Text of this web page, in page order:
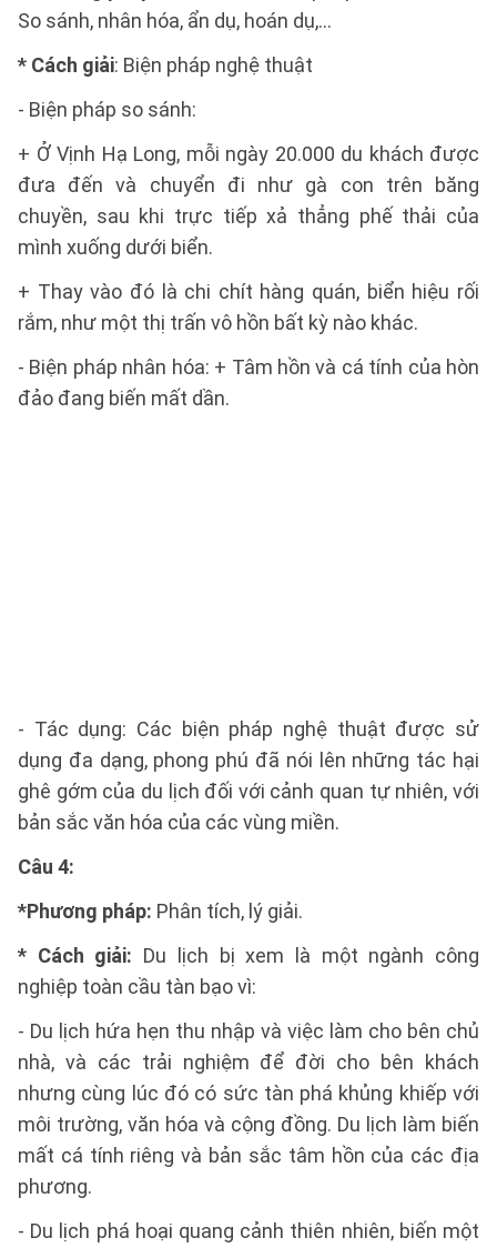
So sánh, nhân hóa, ẩn dụ, hoán dụ,...
* Cách giải: Biện pháp nghệ thuật
- Biện pháp so sánh:
+ Ở Vịnh Hạ Long, mỗi ngày 20.000 du khách được
đưa đến và chuyển đi như gà con trên băng
chuyền, sau khi trực tiếp xả thẳng phế thải của
mình xuống dưới biển.
+ Thay vào đó là chi chít hàng quán, biển hiệu rối
rắm, như một thị trấn vô hồn bất kỳ nào khác.
- Biện pháp nhân hóa: + Tâm hồn và cá tính của hòn
đảo đang biến mất dần.
- Tác dụng: Các biện pháp nghệ thuật được sử
dụng đa dạng, phong phú đã nói lên những tác hại
ghê gớm của du lịch đối với cảnh quan tự nhiên, với
bản sắc văn hóa của các vùng miền.
Câu 4:
*Phương pháp: Phân tích, lý giải.
* Cách giải: Du lịch bị xem là một ngành công
nghiệp toàn cầu tàn bạo vì:
- Du lịch hứa hẹn thu nhập và việc làm cho bên chủ
nhà, và các trải nghiệm để đời cho bên khách
nhưng cùng lúc đó có sức tàn phá khủng khiếp với
môi trường, văn hóa và cộng đồng. Du lịch làm biến
mất cá tính riêng và bản sắc tâm hồn của các địa
phương.
- Du lịch phá hoại quang cảnh thiên nhiên, biến một